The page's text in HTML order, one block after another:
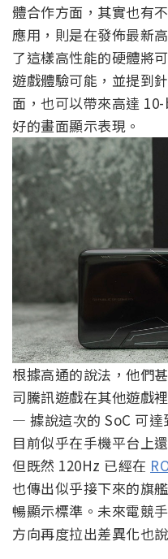
體合作方面，其實也有
應用，則是在發佈最新
了這樣高性能的硬體將
遊戲體驗可能，並提到
面，也可以帶來高達
好的畫面顯示表現。
根據高通的說法，他們
司騰訊遊戲在其他遊戲
— 據說這次的 SoC 可
目前似乎在手機平台上
但既然 120Hz 已經在
也傳出似乎接下來的旗
暢顯示標準。未來電競
方向再度拉出差異化也